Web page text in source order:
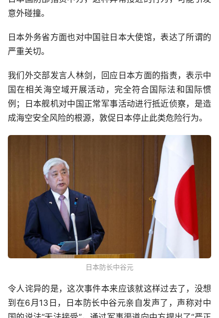
意外碰撞。
日本外务省方面也对中国驻日本大使馆，表达了所谓的
严重关切。
我们外交部发言人林剑，回应日本方面的指责，表示中
国在相关海空域开展活动，完全符合国际法和国际惯
例；日本舰机对中国正常军事活动进行抵近侦察，是造
成海空安全风险的根源，敦促日本停止此类危险行为。
日本防长中谷元
令人诧异的是，这次事件本来应该就这样过去了，没想
到在6月13日，日本防长中谷元亲自发声了，声称对中